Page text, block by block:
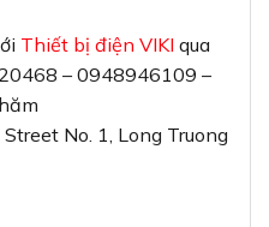
Thiết bị điện VIKI qua
– 0948946109 –
No. 1, Long Truong